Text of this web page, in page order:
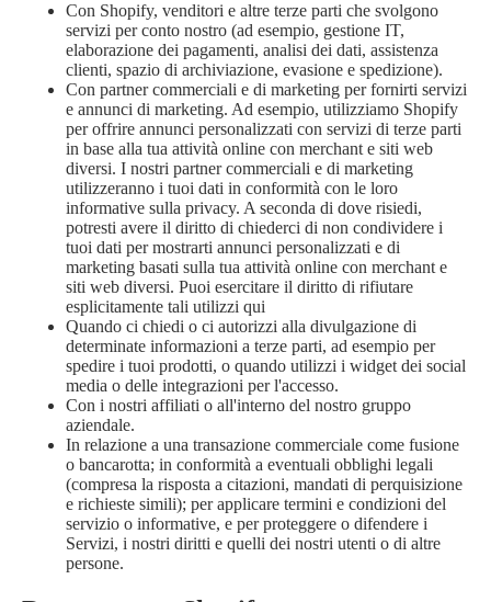
Con Shopify, venditori e altre terze parti che svolgono
servizi per conto nostro (ad esempio, gestione IT,
elaborazione dei pagamenti, analisi dei dati, assistenza
clienti, spazio di archiviazione, evasione e spedizione).
Con partner commerciali e di marketing per fornirti servizi
e annunci di marketing. Ad esempio, utilizziamo Shopify
per offrire annunci personalizzati con servizi di terze parti
in base alla tua attività online con merchant e siti web
diversi. I nostri partner commerciali e di marketing
utilizzeranno i tuoi dati in conformità con le loro
informative sulla privacy. A seconda di dove risiedi,
potresti avere il diritto di chiederci di non condividere i
tuoi dati per mostrarti annunci personalizzati e di
marketing basati sulla tua attività online con merchant e
siti web diversi. Puoi esercitare il diritto di rifiutare
esplicitamente tali utilizzi qui
Quando ci chiedi o ci autorizzi alla divulgazione di
determinate informazioni a terze parti, ad esempio per
spedire i tuoi prodotti, o quando utilizzi i widget dei social
media o delle integrazioni per l'accesso.
Con i nostri affiliati o all'interno del nostro gruppo
aziendale.
In relazione a una transazione commerciale come fusione
o bancarotta; in conformità a eventuali obblighi legali
(compresa la risposta a citazioni, mandati di perquisizione
e richieste simili); per applicare termini e condizioni del
servizio o informative, e per proteggere o difendere i
Servizi, i nostri diritti e quelli dei nostri utenti o di altre
persone.